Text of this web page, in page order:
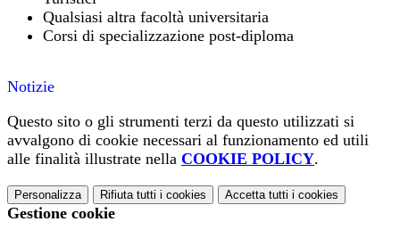
Qualsiasi altra facoltà universitaria
Corsi di specializzazione post-diploma
Notizie
Questo sito o gli strumenti terzi da questo utilizzati si
avvalgono di cookie necessari al funzionamento ed utili
alle finalità illustrate nella COOKIE POLICY.
Personalizza Rifiuta tutti i cookies Accetta tutti i cookies
Gestione cookie